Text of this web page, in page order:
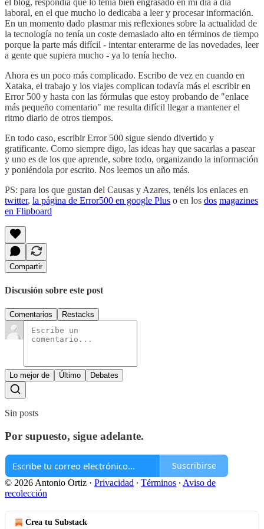
laboral, en el que mucho lo dedicaba a leer y procesar información.
En un momento dado plasmar mis reflexiones sobre la actualidad de
la tecnología no tenía un coste demasiado alto en términos de tiempo
porque la parte más difícil - intentar enterarme de las novedades, leer
a gente que supiera mucho - ya lo tenía hecho.
Ahora es un poco más complicado. Escribo de vez en cuando en
Xataka, el trabajo y los viajes complican todavía más el escribir en
Error 500 y hasta con las fórmulas que estoy probando de "enlace
más pequeño comentario" me resulta difícil llegar a mantener el
ritmo diario de otros tiempos.
En todo caso, escribir Error 500 sigue siendo divertido y
gratificante. Como siempre digo, las ideas hay que sacarlas a pasear
y uno es de los que aprende, sobre todo, organizando la información
y poniéndola por escrito. Nos leemos un año más.
PS: para los que gustan del Causas y Azares, tenéis los enlaces en
twitter, la página de Error500 en google Plus o en los dos magazines
en Flipboard
Compartir
Discusión sobre este post
Comentarios Restacks
Lo mejor de Último Debates
Sin posts
Por supuesto, sigue adelante.
Suscribirse
© 2026 Antonio Ortiz · Privacidad ∙ Términos ∙ Aviso de
recolección
Crea tu Substack